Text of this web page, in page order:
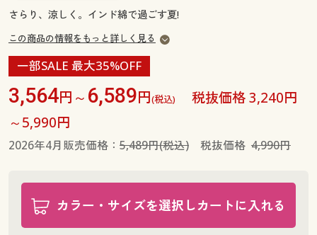
よくある質問とお問い合わせ
よくある質問とお問い合わせ
さらり、涼しく。インド綿で過ごす夏!
この商品の情報をもっと詳しく見る
一部SALE 最大35%OFF
3,564円～ 6,589円(税込)
税抜価格 3,240円
～5,990円
2026年4月販売価格： 5,489円(税込)税抜価格 4,990円
カラー・サイズを選択しカートに入れる